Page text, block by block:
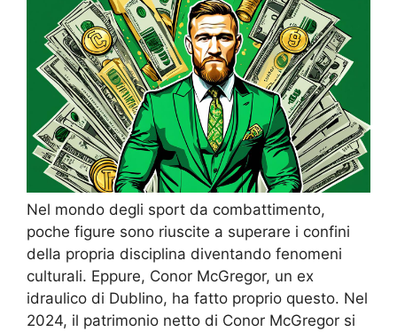
Nel mondo degli sport da combattimento,
poche figure sono riuscite a superare i confini
della propria disciplina diventando fenomeni
culturali. Eppure, Conor McGregor, un ex
idraulico di Dublino, ha fatto proprio questo. Nel
2024, il patrimonio netto di Conor McGregor si